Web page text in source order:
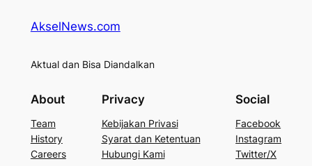
AkselNews.com
Aktual dan Bisa Diandalkan
About
Team
History
Careers
Privacy
Kebijakan Privasi
Syarat dan Ketentuan
Hubungi Kami
Social
Facebook
Instagram
Twitter/X